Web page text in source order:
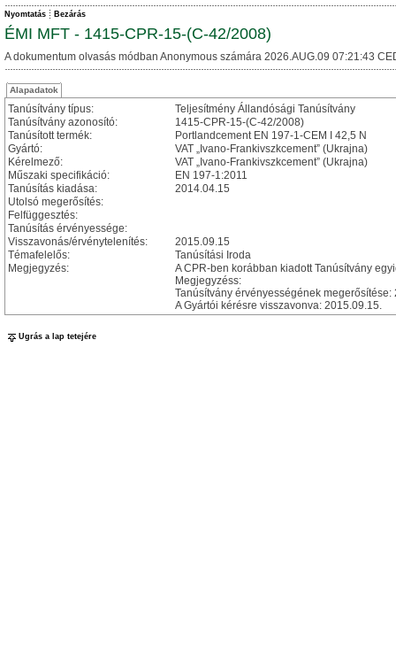
Nyomtatás Bezárás
ÉMI MFT - 1415-CPR-15-(C-42/2008)
A dokumentum olvasás módban Anonymous számára 2026.AUG.09 07:21:43
Alapadatok
Tanúsítvány típus:
Teljesítmény Állandósági Tanúsítvány
Tanúsítvány azonosító:
1415-CPR-15-(C-42/2008)
Tanúsított termék:
Portlandcement EN 197-1-CEM I 42,5 N
Gyártó:
VAT „Ivano-Frankivszkcement” (Ukrajna)
Kérelmező:
VAT „Ivano-Frankivszkcement” (Ukrajna)
Műszaki specifikáció:
EN 197-1:2011
Tanúsítás kiadása:
2014.04.15
Utolsó megerősítés:
Felfüggesztés:
Tanúsítás érvényessége:
Visszavonás/érvénytelenítés:
2015.09.15
Témafelelős:
Tanúsítási Iroda
Megjegyzés:
A CPR-ben korábban kiadott Tanúsítvány
Megjegyzéss:
Tanúsítvány érvényességének megerősítése:
A Gyártói kérésre visszavonva: 2015.09.15.
Ugrás a lap tetejére